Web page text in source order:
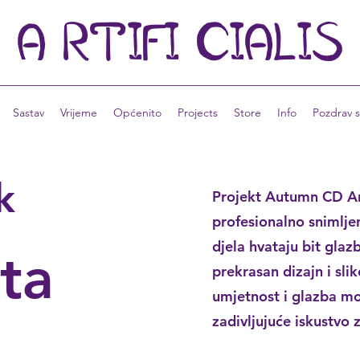
A RTIFI CIALIS
Sastav Vrijeme Općenito Projects Store Info Pozdrav
Projekt Autumn CD
profesionalno
djela hvataju bit
prekrasan dizajn i
umjetnost i glazba
zadivljujuće iskustvo